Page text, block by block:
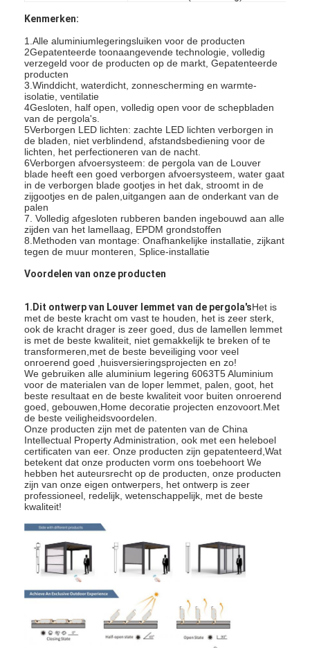
Huis
Producten
Over ons
Fabriekstocht
Kwaliteitscontrole
Nieuws
Ga Nu Praten.
De Pergola van aluminiumlouvered
Gemotoriseerde Aluminiumpergola
Pergola van terugtrekbare stoffen
Het intrekbare afbaarden
Lichte pergola
Kenmerken:
1.Alle aluminiumlegeringsluiken voor de producten
2Gepatenteerde toonaangevende technologie, volledig
verzegeld voor de producten op de markt, Gepatenteerde
producten
3.Winddicht, waterdicht, zonnescherming en warmte-
isolatie, ventilatie
4Gesloten, half open, volledig open voor de schepbladen
van de pergola's.
5Verborgen LED lichten: zachte LED lichten verborgen in
de bladen, niet verblindend, afstandsbediening voor de
lichten, het perfectioneren van de nacht.
6Verborgen afvoersysteem: de pergola van de Louver
blade heeft een goed verborgen afvoersysteem, water gaat
in de verborgen blade gootjes in het dak, stroomt in de
zijgootjes en de palen,uitgangen aan de onderkant van de
palen
7. Volledig afgesloten rubberen banden ingebouwd aan alle
zijden van het lamellaag, EPDM grondstoffen
8.Methoden van montage: Onafhankelijke installatie, zijkant
tegen de muur monteren, Splice-installatie
Voordelen van onze producten
1.Dit ontwerp van Louver lemmet van de pergola'sHet is
met de beste kracht om vast te houden, het is zeer sterk,
ook de kracht drager is zeer goed, dus de lamellen lemmet
is met de beste kwaliteit, niet gemakkelijk te breken of te
transformeren,met de beste beveiliging voor veel
onroerend goed ,huisversieringsprojecten en zo!
We gebruiken alle aluminium legering 6063T5 Aluminium
voor de materialen van de loper lemmet, palen, goot, het
beste resultaat en de beste kwaliteit voor buiten onroerend
goed, gebouwen,Home decoratie projecten enzovoort.Met
de beste veiligheidsvoordelen.
Onze producten zijn met de patenten van de China
Intellectual Property Administration, ook met een heleboel
certificaten van eer. Onze producten zijn gepatenteerd,Wat
betekent dat onze producten vorm ons toebehoort We
hebben het auteursrecht op de producten, onze producten
zijn van onze eigen ontwerpers, het ontwerp is zeer
professioneel, redelijk, wetenschappelijk, met de beste
kwaliteit!